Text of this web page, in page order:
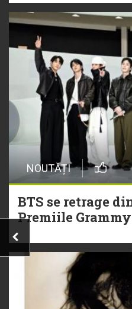
NOUTĂȚI
BTS se retrage
Premiile